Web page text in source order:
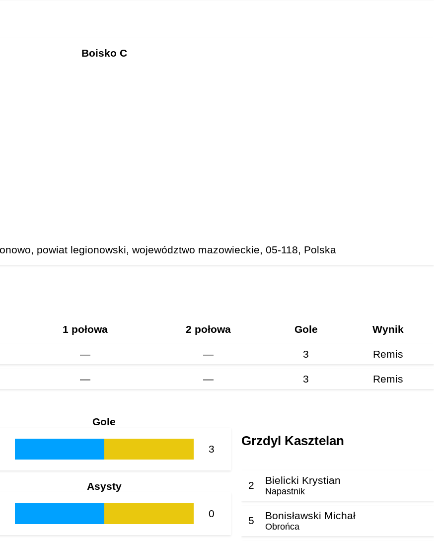
Boisko C
powiat legionowski, województwo mazowieckie, 05-118, Polska
1 połowa 2 połowa Gole Wynik
— — 3 Remis
— — 3 Remis
Grzdyl Kasztelan
2 Bielicki Krystian
Napastnik
5 Bonisławski Michał
Obrońca
Gole
3
Asysty
0